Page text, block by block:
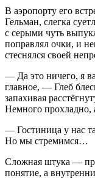
В аэропорту его
Гельман, слегка
с серыми чуть
поправлял очки, и
стеснялся своей
— Да это ничего, я
главное, — Глеб
запахивая
Немного прохладно,
— Гостиница у нас
Но мы стремимся…
Сложная штука —
понятие, а